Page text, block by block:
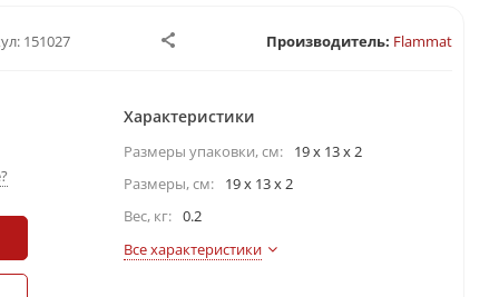
151027 Производитель: Flammat
Характеристики
Размеры упаковки, cм:
19 x 13 x 2
Размеры, см:
19 x 13 x 2
Вес, кг: 0.2
Все характеристики